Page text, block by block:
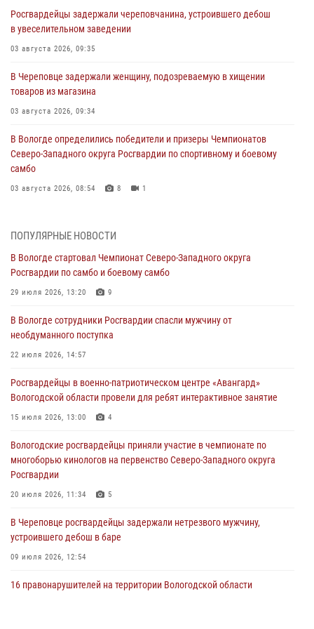
Росгвардейцы задержали череповчанина, устроившего дебош
в увеселительном заведении
03 августа 2026, 09:35
В Череповце задержали женщину, подозреваемую в хищении
товаров из магазина
03 августа 2026, 09:34
В Вологде определились победители и призеры Чемпионатов
Северо-Западного округа Росгвардии по спортивному и боевому
самбо
03 августа 2026, 08:54 8 1
ОХРАНЫ РОСГВАРДИИ В ВОЛОГОДСКОЙ ОБЛАСТИ ЗАДЕРЖАНО 23
02 августа 2026, 10:37
Росгвардейцы в г. Соколе задержали несовершеннолетнего
31 июля 2026, 06:43
В Вологде стартовал Чемпионат Северо-Западного округа
29 июля 2026, 13:20
В Вологде росгвардейцы задержали мужчину, подозреваемого в
29 июля 2026, 09:08
ПОПУЛЯРНЫЕ НОВОСТИ
В Вологде стартовал Чемпионат Северо-Западного округа
Росгвардии по самбо и боевому самбо
29 июля 2026, 13:20 9
В Вологде сотрудники Росгвардии спасли мужчину от
необдуманного поступка
22 июля 2026, 14:57
Росгвардейцы в военно-патриотическом центре «Авангард»
Вологодской области провели для ребят интерактивное занятие
15 июля 2026, 13:00 4
Вологодские росгвардейцы приняли участие в чемпионате по
многоборью кинологов на первенство Северо-Западного округа
Росгвардии
20 июля 2026, 11:34 5
В Череповце росгвардейцы задержали нетрезвого мужчину,
устроившего дебош в баре
09 июля 2026, 12:54
16 правонарушителей на территории Вологодской области